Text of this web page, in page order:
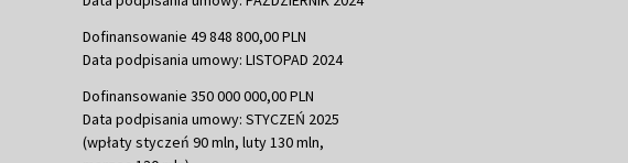
Dofinansowanie 49 848 800,00 PLN
Data podpisania umowy: LISTOPAD 2024
Dofinansowanie 350 000 000,00 PLN
Data podpisania umowy: STYCZEŃ 2025
(wpłaty styczeń 90 mln, luty 130 mln,